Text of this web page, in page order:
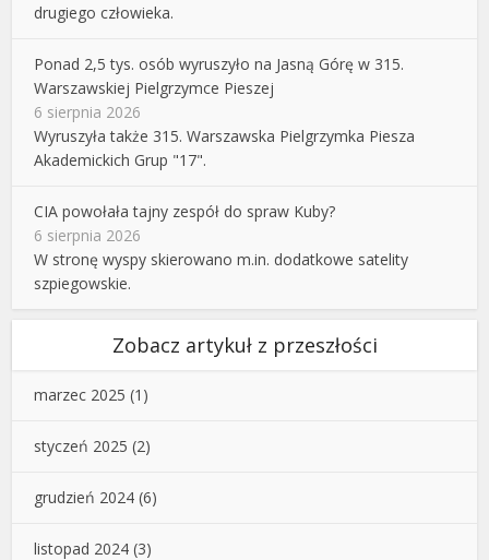
drugiego człowieka.
Ponad 2,5 tys. osób wyruszyło na Jasną Górę w 315.
Warszawskiej Pielgrzymce Pieszej
6 sierpnia 2026
Wyruszyła także 315. Warszawska Pielgrzymka Piesza
Akademickich Grup "17".
CIA powołała tajny zespół do spraw Kuby?
6 sierpnia 2026
W stronę wyspy skierowano m.in. dodatkowe satelity
szpiegowskie.
Zobacz artykuł z przeszłości
marzec 2025 (1)
styczeń 2025 (2)
grudzień 2024 (6)
listopad 2024 (3)